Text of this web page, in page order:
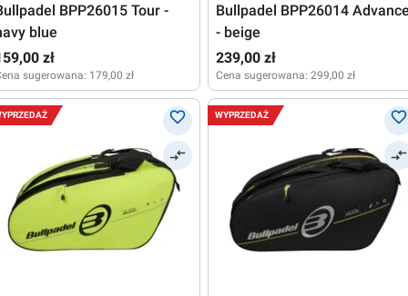
BPP26015 Tour -
blue
zł
sugerowana: 179,00 zł
Bullpadel BPP26014
- beige
239,00 zł
Cena sugerowana: 299,00 zł
WYPRZEDAŻ